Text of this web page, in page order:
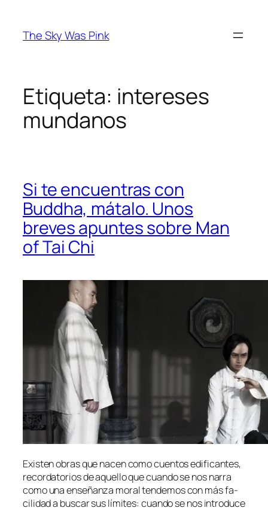
contenido
The Sky Was Pink
Etiqueta: intereses
mundanos
Si te encuentras con
Buddha, mátalo. Unos
breves apuntes sobre Man
of Tai Chi
Existen obras que na­cen co­mo cuen­tos edi­fi­can­tes,
re­cor­da­to­rios de aque­llo que cuan­do se nos na­rra
co­mo una en­se­ñan­za mo­ral ten­de­mos con más fa­
ci­li­dad a bus­car sus lí­mi­tes: cuan­do se nos in­tro­du­ce